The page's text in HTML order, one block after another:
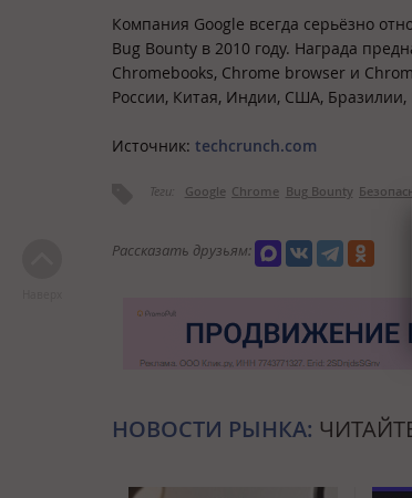
Компания Google всегда серьёзно
Bug Bounty в 2010 году. Награда
Chromebooks, Chrome browser и
России, Китая, Индии, США,
Источник: techcrunch.com
Теги: Google Chrome Bug Bounty
Рассказать друзьям:
НОВОСТИ РЫНКА: